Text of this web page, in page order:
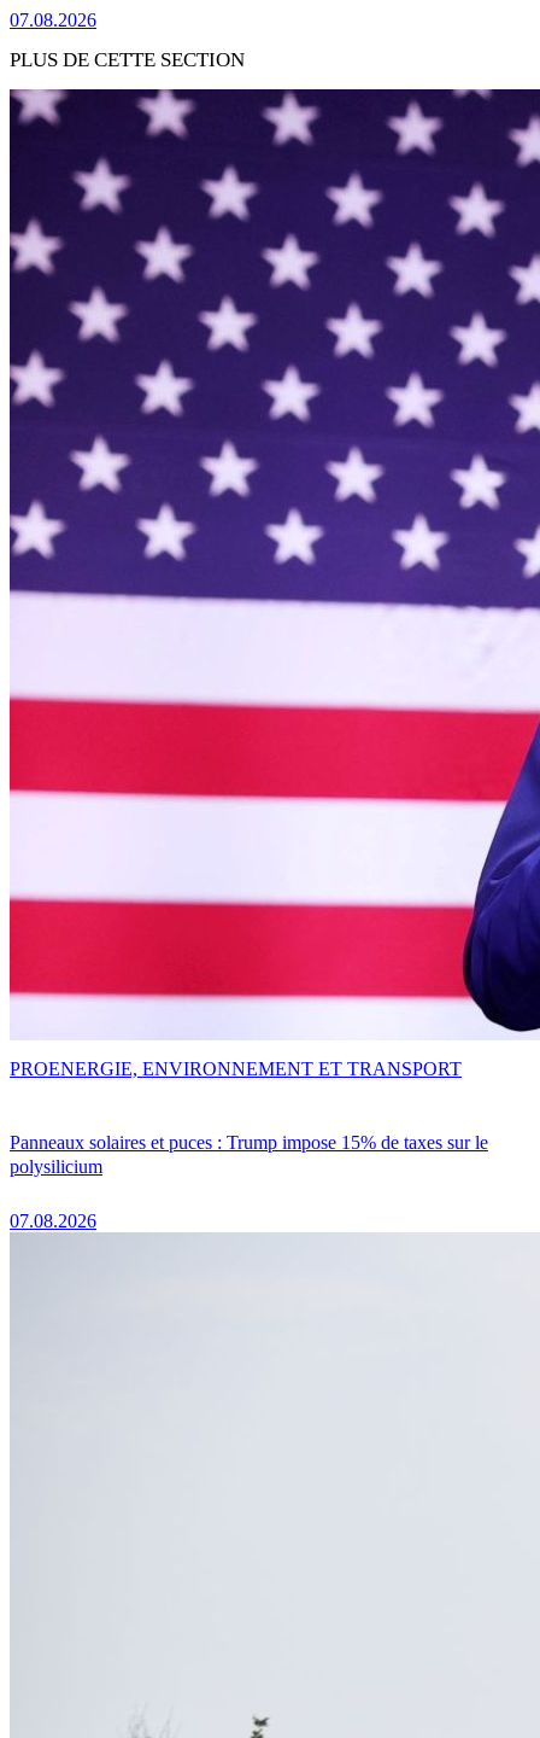
07.08.2026
PLUS DE CETTE SECTION
Panneaux solaires et puces : Trump impose 15% de taxes sur le
polysilicium
07.08.2026
PROENERGIE, ENVIRONNEMENT ET TRANSPORT